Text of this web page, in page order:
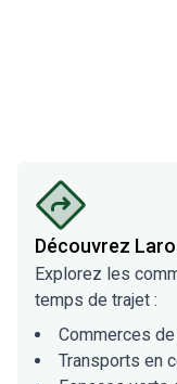
Découvrez
Explorez les
temps de trajet :
Commerces
Transports en